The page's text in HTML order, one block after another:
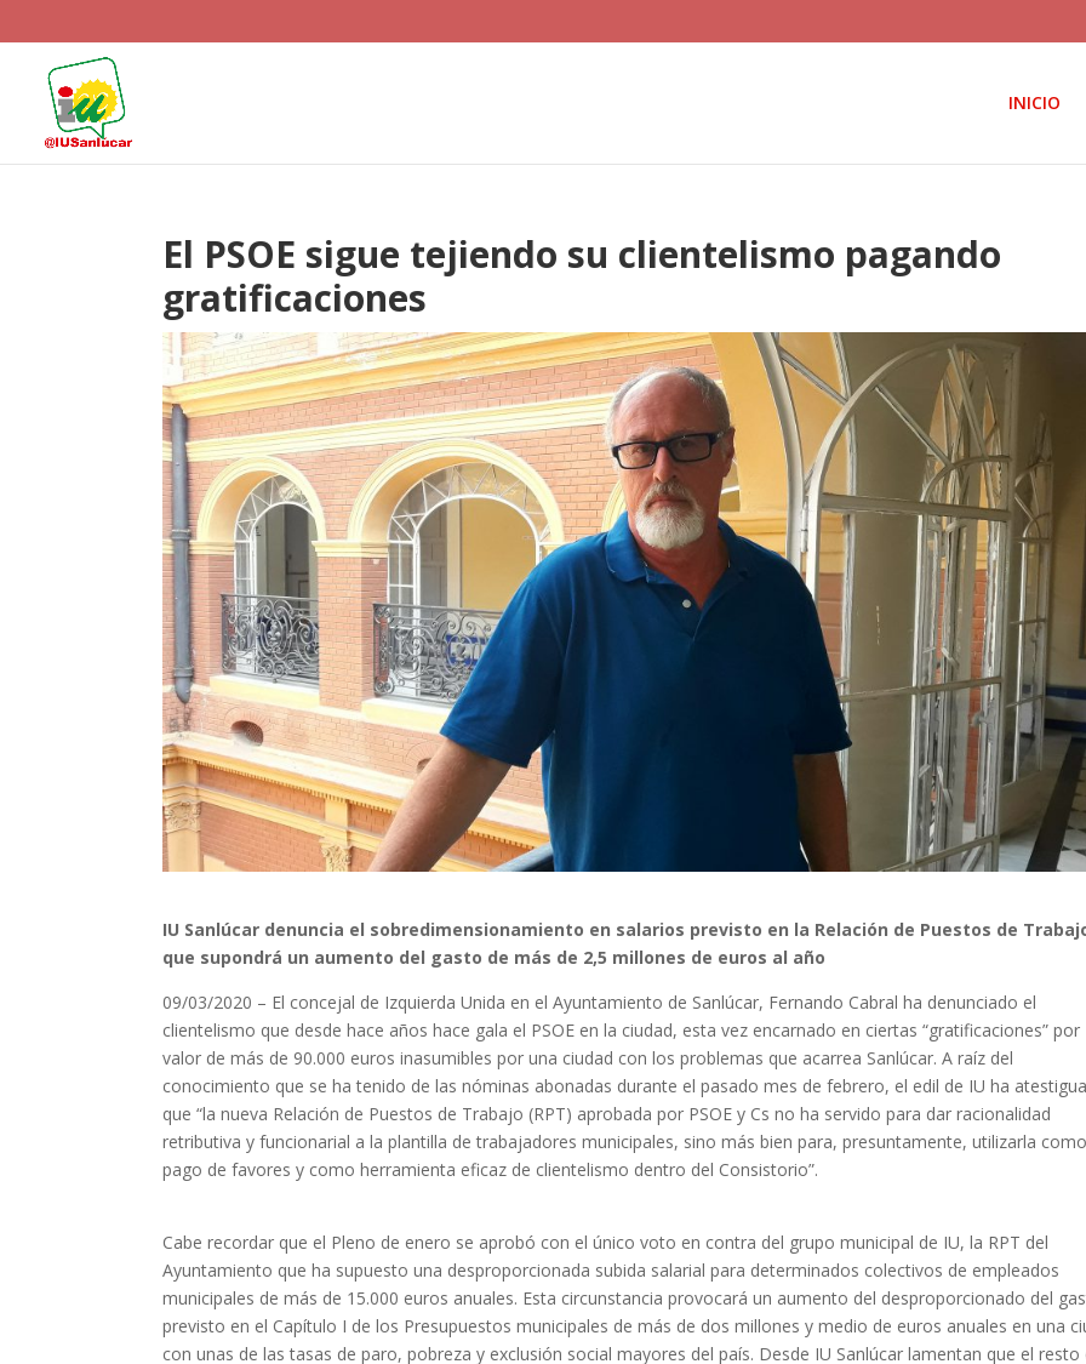
INICIO
El PSOE sigue tejiendo su clientelismo pagando
gratificaciones
IU Sanlúcar denuncia el sobredimensionamiento en salarios previsto en la Relación de Puestos de
que supondrá un aumento del gasto de más de 2,5 millones de euros al año
09/03/2020 – El concejal de Izquierda Unida en el Ayuntamiento de Sanlúcar, Fernando Cabral ha denunciado el
clientelismo que desde hace años hace gala el PSOE en la ciudad, esta vez encarnado en ciertas “gratificaciones” por
valor de más de 90.000 euros inasumibles por una ciudad con los problemas que acarrea Sanlúcar. A raíz del
conocimiento que se ha tenido de las nóminas abonadas durante el pasado mes de febrero, el edil de IU ha
que “la nueva Relación de Puestos de Trabajo (RPT) aprobada por PSOE y Cs no ha servido para dar racionalidad
retributiva y funcionarial a la plantilla de trabajadores municipales, sino más bien para, presuntamente, utilizarla como
pago de favores y como herramienta eficaz de clientelismo dentro del Consistorio”.
Cabe recordar que el Pleno de enero se aprobó con el único voto en contra del grupo municipal de IU, la RPT del
Ayuntamiento que ha supuesto una desproporcionada subida salarial para determinados colectivos de empleados
municipales de más de 15.000 euros anuales. Esta circunstancia provocará un aumento del desproporcionado del
previsto en el Capítulo I de los Presupuestos municipales de más de dos millones y medio de euros anuales en una
con unas de las tasas de paro, pobreza y exclusión social mayores del país. Desde IU Sanlúcar lamentan que el resto